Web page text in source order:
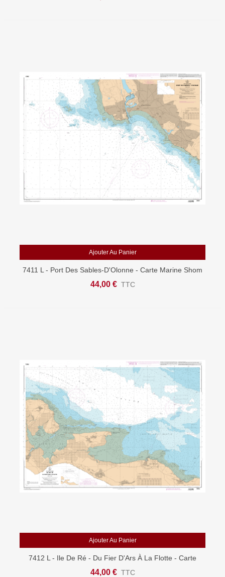
Ajouter Au Panier
7411 L - Port Des Sables-D'Olonne - Carte Marine Shom
Papier
44,00 € TTC
Ajouter Au Panier
7412 L - Ile De Ré - Du Fier D'Ars À La Flotte - Carte
Marine Shom Papier
44,00 € TTC